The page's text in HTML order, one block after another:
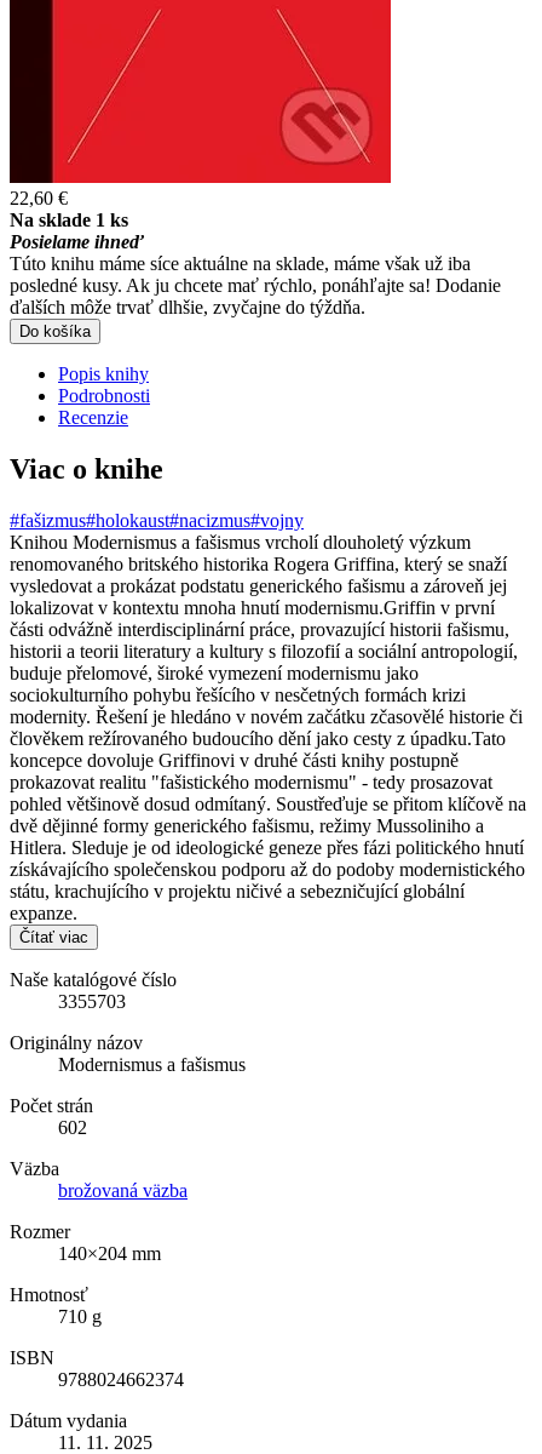
22,60 €
Na sklade 1 ks
Posielame ihneď
Túto knihu máme síce aktuálne na sklade, máme však už iba
posledné kusy. Ak ju chcete mať rýchlo, ponáhľajte sa! Dodanie
ďalších môže trvať dlhšie, zvyčajne do týždňa.
Do košíka
Popis knihy
Podrobnosti
Recenzie
Viac o knihe
#fašizmus#holokaust#nacizmus#vojny
Knihou Modernismus a fašismus vrcholí dlouholetý výzkum
renomovaného britského historika Rogera Griffina, který se snaží
vysledovat a prokázat podstatu generického fašismu a zároveň jej
lokalizovat v kontextu mnoha hnutí modernismu.Griffin v první
části odvážně interdisciplinární práce, provazující historii fašismu,
historii a teorii literatury a kultury s filozofií a sociální antropologií,
buduje přelomové, široké vymezení modernismu jako
sociokulturního pohybu řešícího v nesčetných formách krizi
modernity. Řešení je hledáno v novém začátku zčasovělé historie či
člověkem režírovaného budoucího dění jako cesty z úpadku.Tato
koncepce dovoluje Griffinovi v druhé části knihy postupně
prokazovat realitu "fašistického modernismu" - tedy prosazovat
pohled většinově dosud odmítaný. Soustřeďuje se přitom klíčově na
dvě dějinné formy generického fašismu, režimy Mussoliniho a
Hitlera. Sleduje je od ideologické geneze přes fázi politického hnutí
získávajícího společenskou podporu až do podoby modernistického
státu, krachujícího v projektu ničivé a sebezničující globální
expanze.
Čítať viac
Naše katalógové číslo
3355703
Originálny názov
Modernismus a fašismus
Počet strán
602
Väzba
brožovaná väzba
Rozmer
140×204 mm
Hmotnosť
710 g
ISBN
9788024662374
Dátum vydania
11. 11. 2025